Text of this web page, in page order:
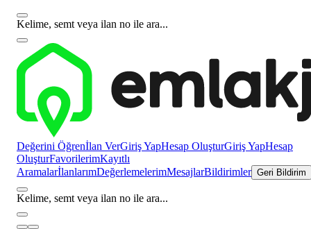
Kelime, semt veya ilan no ile ara...
Değerini Öğrenİlan VerGiriş YapHesap OluşturGiriş YapHesap
OluşturFavorilerimKayıtlı
AramalarİlanlarımDeğerlemelerimMesajlarBildirimler Geri Bildirim
Kelime, semt veya ilan no ile ara...